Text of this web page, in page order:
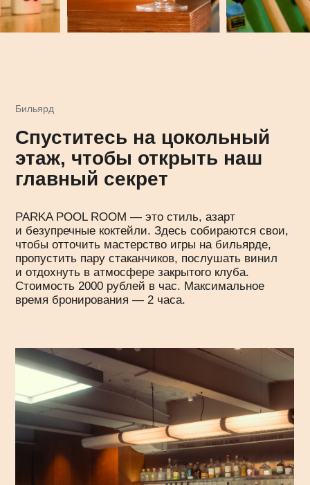
Забронировать стол
Политика согласия на обработку данных
Политика конфиденциальности
Политика cookies
Разработка сайта